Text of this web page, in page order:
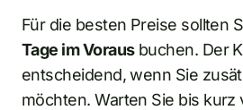
Für die besten Preise sollten
Tage im Vorausbuchen. Der
entscheidend, wenn Sie
möchten. Warten Sie bis kurz